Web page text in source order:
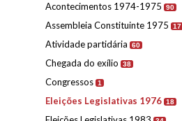
Acontecimentos 1974-1975 90
Assembleia Constituinte 1975 17
Atividade partidária 60
Chegada do exílio 38
Congressos 1
Eleições Legislativas 1976 18